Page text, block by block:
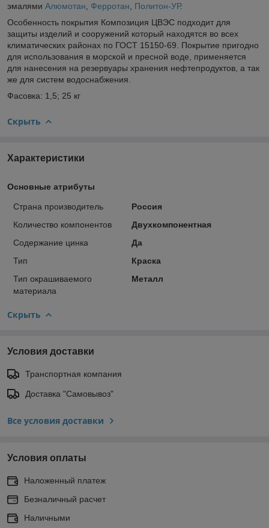
эмалями Алюмотан Ферротан Политон-УР.
Особенность покрытия Композиция ЦВЭС подходит для
защиты изделий и сооружений который находятся во всех
климатических районах по ГОСТ 15150-69. Покрытие пригодно
для использования в морской и пресной воде, применяется
для нанесения на резервуары хранения нефтепродуктов, а так
же для систем водоснабжения.
Фасовка: 1,5; 25 кг
Скрыть
Характеристики
Основные атрибуты
Страна производитель
Россия
Количество компонентов
Двухкомпонентная
Содержание цинка
Да
Тип
Краска
Тип окрашиваемого
материала
Металл
Скрыть
Условия доставки
Транспортная компания
Доставка "Самовывоз"
Все условия доставки
Условия оплаты
Наложенный платеж
Безналичный расчет
Наличными